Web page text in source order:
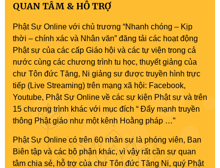
QUAN TÂM & HỖ TRỢ
Phật Sự Online với chủ trương “Nhanh chóng – Kịp
thời – chính xác và Nhân văn” đăng tải các hoạt động
Phật sự của các cấp Giáo hội và các tự viện trong cả
nước cùng các chương trình tu học, thuyết giảng của
chư Tôn đức Tăng, Ni giảng sư được truyền hình trực
tiếp (Live Streaming) trên mạng xã hội: Facebook,
Youtube, Phật Sự Online về các sự kiện Phật sự và trên
15 chương trình khác với mục đích “ Đẩy mạnh truyền
thông Phật giáo như một kênh Hoằng pháp …”
Phật Sự Online có trên 60 nhân sự là phóng viên, Ban
Biên tập và các bộ phận khác, vì vậy rất cần sự quan
tâm chia sẻ, hỗ trợ của chư Tôn đức Tăng Ni, quý Phật